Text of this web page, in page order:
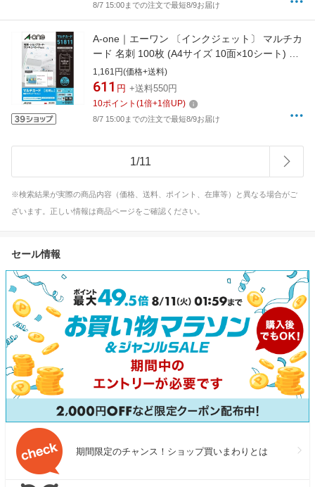
8/7 15:00までの注文で最短8/9お届け
A-one｜エーワン 〔インクジェット〕 マルチカ
ード 名刺 100枚 (A4サイズ 10面×10シート) 白
無地 51811
1,161円(価格+送料)
611 円 +送料550円
10ポイント (1倍+1倍UP)
8/7 15:00までの注文で最短8/9お届け
1/11
※検索結果が実際の商品内容（価格、送料、ポイント、在庫等）と異なる場合がご
ざいます。正しい情報は商品ページをご確認ください。
セール情報
期間限定のチャンス！ショップ買いまわりとは